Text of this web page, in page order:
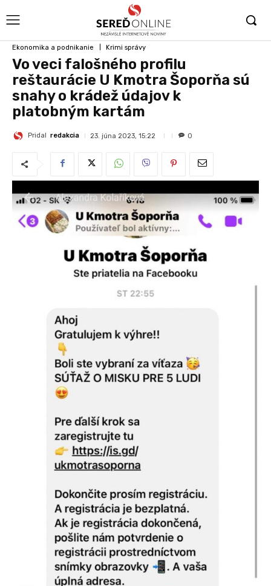
Ekonomika a podnikanie Krimi správy
Vo veci falošného profilu
reštaurácie U Kmotra Šoporňa sú
snahy o krádež údajov k
platobným kartám
Pridal redakcia 23. júna 2023, 15:22 0